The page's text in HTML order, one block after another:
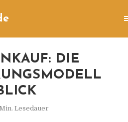
DIE
Lesedauer